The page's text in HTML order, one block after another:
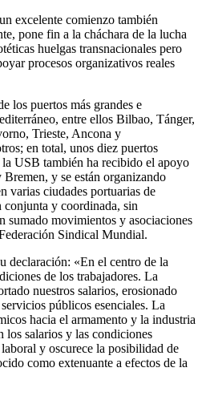
excelente comienzo también
pone fin a la cháchara de la lucha
huelgas transnacionales pero
procesos organizativos reales
los puertos más grandes e
entre ellos Bilbao, Tánger,
Trieste, Ancona y
en total, unos diez puertos
USB también ha recibido el apoyo
y se están organizando
varias ciudades portuarias de
conjunta y coordinada, sin
sumado movimientos y asociaciones
Sindical Mundial.
declaración: «En el centro de la
de los trabajadores. La
nuestros salarios, erosionado
públicos esenciales. La
hacia el armamento y la industria
los salarios y las condiciones
y oscurece la posibilidad de
como extenuante a efectos de la